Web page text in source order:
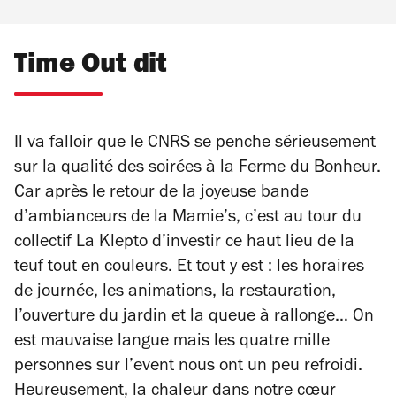
Time Out dit
Il va falloir que le CNRS se penche sérieusement
sur la qualité des soirées à la Ferme du Bonheur.
Car après le retour de la joyeuse bande
d’ambianceurs de la Mamie’s, c’est au tour du
collectif La Klepto d’investir ce haut lieu de la
teuf tout en couleurs. Et tout y est : les horaires
de journée, les animations, la restauration,
l’ouverture du jardin et la queue à rallonge… On
est mauvaise langue mais les quatre mille
personnes sur l’event nous ont un peu refroidi.
Heureusement, la chaleur dans notre cœur